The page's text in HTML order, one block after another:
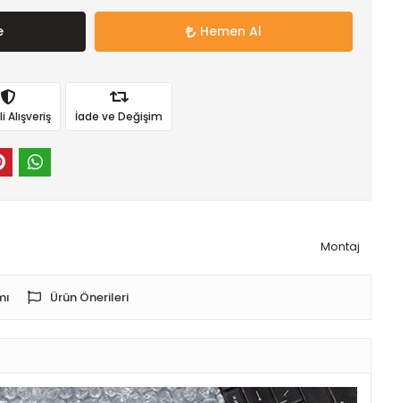
Hemen Al
Alışveriş İade ve Değişim
Montaj
Ürün Önerileri